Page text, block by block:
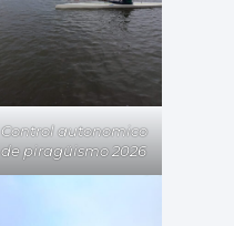
Control autonomico
de piragüismo 2026